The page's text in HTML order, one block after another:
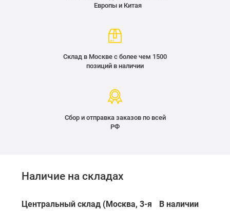
Европы и Китая
Склад в Москве с более чем 1500
позиций в наличии
Сбор и отправка заказов по всей
РФ
Наличие на складах
Центральный склад (Москва, 3-я
В наличии